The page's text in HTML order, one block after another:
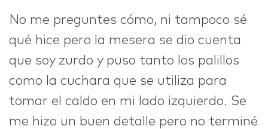
No me preguntes cómo, ni tampoco sé
qué hice pero la mesera se dio cuenta
que soy zurdo y puso tanto los palillos
como la cuchara que se utiliza para
tomar el caldo en mi lado izquierdo. Se
me hizo un buen detalle pero no terminé